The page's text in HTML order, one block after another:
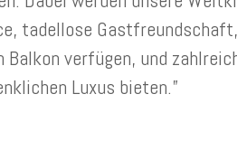
tadellose
verfügen, und
Luxus bieten.”